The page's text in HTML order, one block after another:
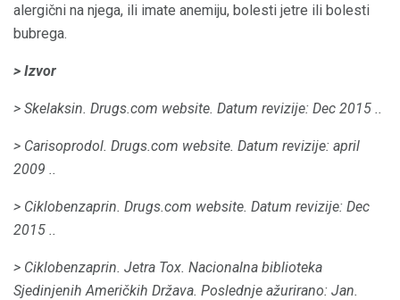
alergični na njega, ili imate anemiju, bolesti jetre ili bolesti
bubrega.
> Izvor
> Skelaksin. Drugs.com website. Datum revizije: Dec 2015 ..
> Carisoprodol. Drugs.com website. Datum revizije: april
2009 ..
> Ciklobenzaprin. Drugs.com website. Datum revizije: Dec
2015 ..
> Ciklobenzaprin. Jetra Tox. Nacionalna biblioteka
Sjedinjenih Američkih Država. Poslednje ažurirano: Jan.